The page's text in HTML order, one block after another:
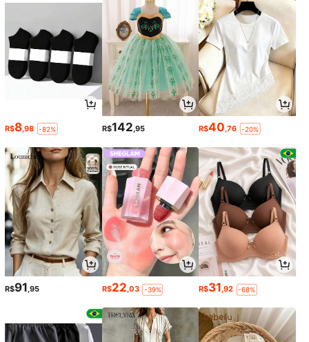
R$8,98 -82% R$142,95 R$40,76 -20%
R$91,95 R$22,03 -39% R$31,92 -68%